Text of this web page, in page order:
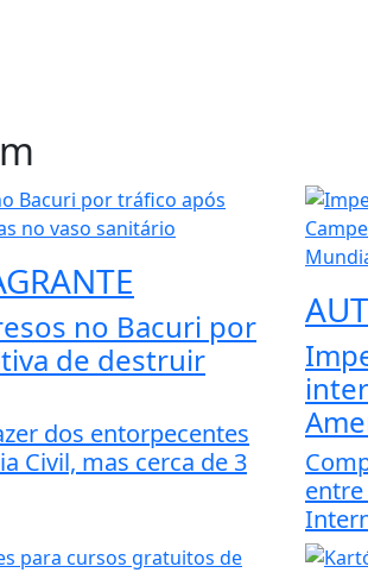
no Bacuri por
de destruir
dos entorpecentes
Civil, mas cerca de 3